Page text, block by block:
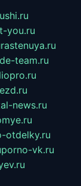
you.ru
rastenuya.ru
team.ru
news.ru
otdelky.ru
porno-vk.ru